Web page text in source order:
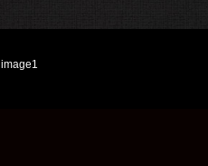
image1